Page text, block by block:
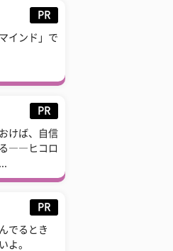
PR
インド」で
PR
けば、自信
る――ヒコロ
PR
でるとき
よ。